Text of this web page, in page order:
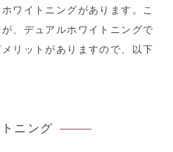
ワイトニングがあります。こ
、デュアルホワイトニングで
リットがありますので、以下
ニング